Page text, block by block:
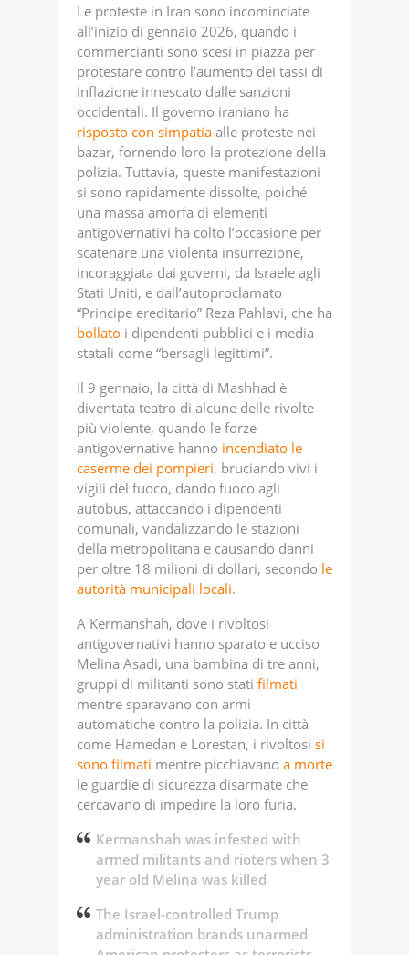
Le proteste in Iran sono incominciate
all’inizio di gennaio 2026, quando i
commercianti sono scesi in piazza per
protestare contro l’aumento dei tassi di
inflazione innescato dalle sanzioni
occidentali. Il governo iraniano ha
risposto con simpatia alle proteste nei
bazar, fornendo loro la protezione della
polizia. Tuttavia, queste manifestazioni
si sono rapidamente dissolte, poiché
una massa amorfa di elementi
antigovernativi ha colto l’occasione per
scatenare una violenta insurrezione,
incoraggiata dai governi, da Israele agli
Stati Uniti, e dall’autoproclamato
“Principe ereditario” Reza Pahlavi, che ha
bollato i dipendenti pubblici e i media
statali come “bersagli legittimi”.
Il 9 gennaio, la città di Mashhad è
diventata teatro di alcune delle rivolte
più violente, quando le forze
antigovernative hanno incendiato le
caserme dei pompieri, bruciando vivi i
vigili del fuoco, dando fuoco agli
autobus, attaccando i dipendenti
comunali, vandalizzando le stazioni
della metropolitana e causando danni
per oltre 18 milioni di dollari, secondo le
autorità municipali locali.
A Kermanshah, dove i rivoltosi
antigovernativi hanno sparato e ucciso
Melina Asadi, una bambina di tre anni,
gruppi di militanti sono stati filmati
mentre sparavano con armi
automatiche contro la polizia. In città
come Hamedan e Lorestan, i rivoltosi si
sono filmati mentre picchiavano a morte
le guardie di sicurezza disarmate che
cercavano di impedire la loro furia.
Kermanshah was infested with
armed militants and rioters when 3
year old Melina was killed
The Israel-controlled Trump
administration brands unarmed